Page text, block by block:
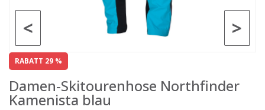
>
<
RABATT 29 %
Damen-Skitourenhose Northfinder
Kamenista blau